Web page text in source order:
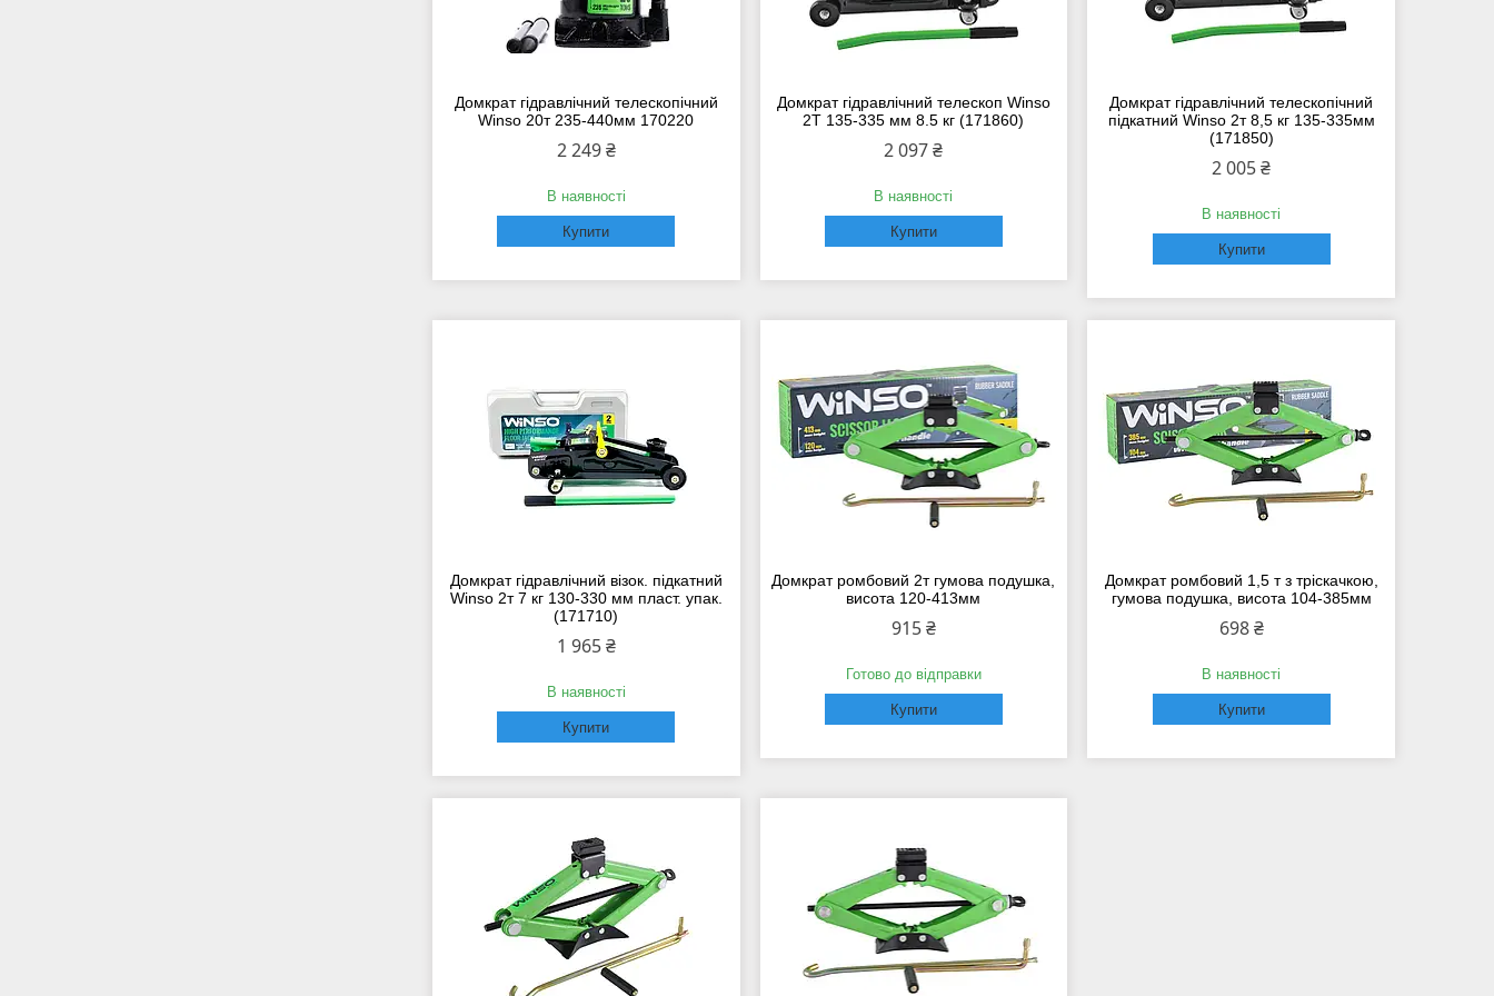
Домкрат гідравлічний телескопічний
Winso 20т 235-440мм 170220
2 249 ₴
В наявності
Купити
Домкрат гідравлічний телескоп Winso
2Т 135-335 мм 8.5 кг (171860)
2 097 ₴
В наявності
Купити
Домкрат гідравлічний телескопічний
підкатний Winso 2т 8,5 кг 135-335мм
(171850)
2 005 ₴
В наявності
Купити
Домкрат гідравлічний візок. підкатний
Winso 2т 7 кг 130-330 мм пласт. упак.
(171710)
1 965 ₴
В наявності
Купити
Домкрат ромбовий 2т гумова подушка,
висота 120-413мм
915 ₴
Готово до відправки
Купити
Домкрат ромбовий 1,5 т з тріскачкою,
гумова подушка, висота 104-385мм
698 ₴
В наявності
Купити